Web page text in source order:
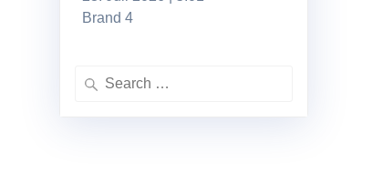
Brand 4
Search